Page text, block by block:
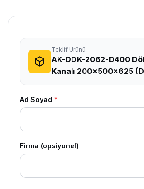
Teklif Ürünü
AK-DDK-2062-D400
Kanalı 200x500x625
Ad Soyad *
Firma (opsiyonel)